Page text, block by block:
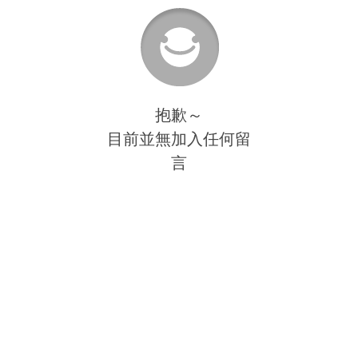
抱歉～
目前並無加入任何留
言